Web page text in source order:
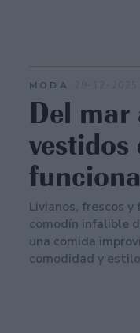
MODA
Del mar
vestidos
Livianos, frescos
comodín infalible
una comida
comodidad y